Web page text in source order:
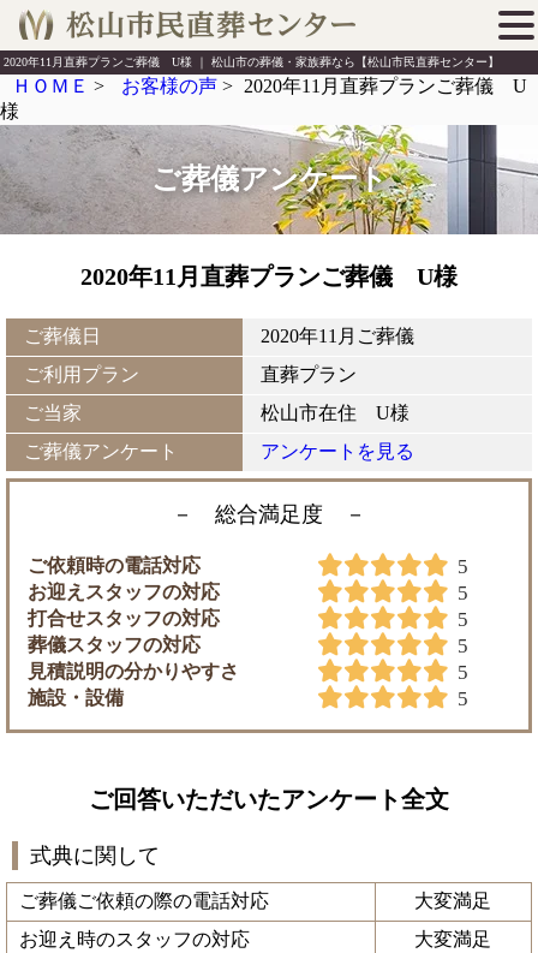
2020年11月直葬プランご葬儀 U様 ｜ 松山市の葬儀・家族葬なら【松山市民直葬センター】
ＨＯＭＥ > お客様の声 > 2020年11月直葬プランご葬儀 U
様
ご葬儀アンケート
2020年11月直葬プランご葬儀 U様
ご葬儀日
2020年11月ご葬儀
ご利用プラン
直葬プラン
ご当家
松山市在住 U様
ご葬儀アンケート
アンケートを見る
－ 総合満足度 －
ご依頼時の電話対応 5
お迎えスタッフの対応 5
打合せスタッフの対応 5
葬儀スタッフの対応 5
見積説明の分かりやすさ 5
施設・設備 5
ご回答いただいたアンケート全文
式典に関して
ご葬儀ご依頼の際の電話対応
大変満足
お迎え時のスタッフの対応
大変満足